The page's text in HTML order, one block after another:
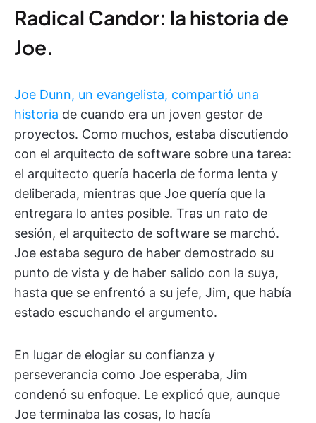
Radical Candor: la historia de
Joe.
Joe Dunn, un evangelista, compartió una
historia de cuando era un joven gestor de
proyectos. Como muchos, estaba discutiendo
con el arquitecto de software sobre una tarea:
el arquitecto quería hacerla de forma lenta y
deliberada, mientras que Joe quería que la
entregara lo antes posible. Tras un rato de
sesión, el arquitecto de software se marchó.
Joe estaba seguro de haber demostrado su
punto de vista y de haber salido con la suya,
hasta que se enfrentó a su jefe, Jim, que había
estado escuchando el argumento.
En lugar de elogiar su confianza y
perseverancia como Joe esperaba, Jim
condenó su enfoque. Le explicó que, aunque
Joe terminaba las cosas, lo hacía